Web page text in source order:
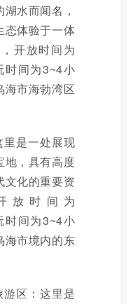
水而闻名，
态体验于一体
开放时间为
时间为3~4小
海市海勃湾区
是一处展现
地，具有高度
文化的重要资
放时间为
时间为3~4小
海市境内的东
区：这里是